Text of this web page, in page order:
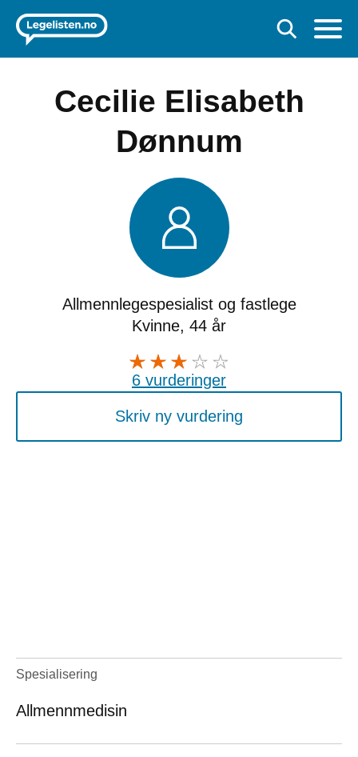
Cecilie Elisabeth
Dønnum
Allmennlegespesialist og fastlege
Kvinne, 44 år
6 vurderinger
Skriv ny vurdering
Spesialisering
Allmennmedisin